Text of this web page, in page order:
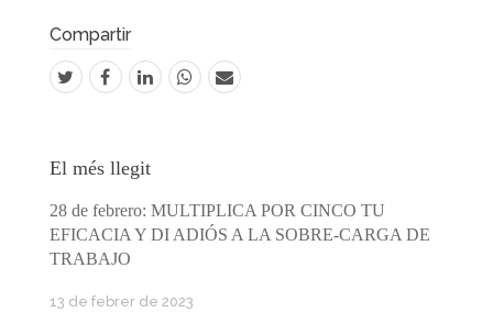
Compartir
El més llegit
28 de febrero: MULTIPLICA POR CINCO TU
EFICACIA Y DI ADIÓS A LA SOBRE-CARGA DE
TRABAJO
13 de febrer de 2023